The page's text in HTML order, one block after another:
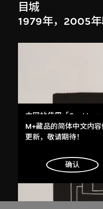
目城
1979年，2005
本网站使用「Cookies
提供最好的网站体验。
了解更多
明白
M+藏品的简体中文内容
更新，敬请期待！
确认